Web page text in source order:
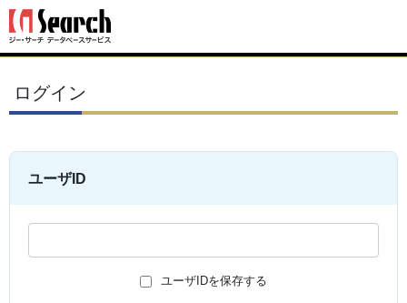
ログイン
ユーザID
ユーザIDを保存する